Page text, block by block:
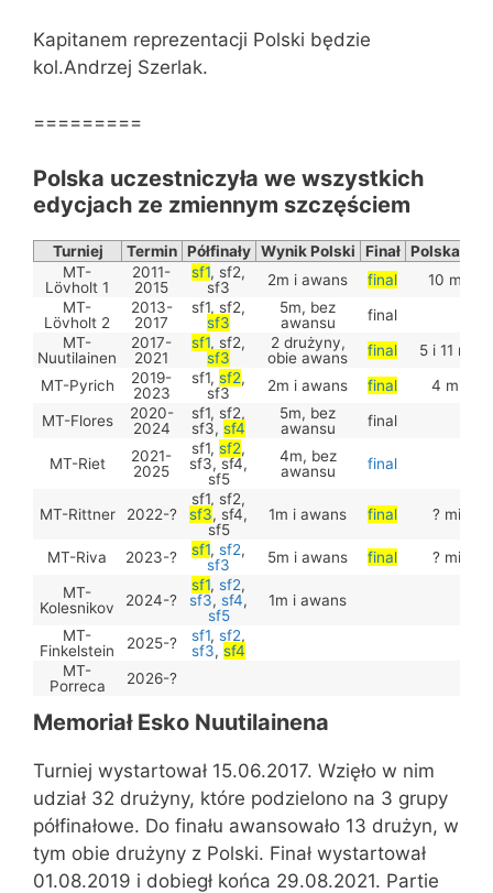
Kapitanem reprezentacji Polski będzie
kol.Andrzej Szerlak.
=========
Polska uczestniczyła we wszystkich
edycjach ze zmiennym szczęściem
Turniej Termin Półfinały Wynik Polski Finał Polska w
MT-
Lövholt 1
2011-
2015
sf1, sf2,
sf3
2m i awans final
10
MT-
Lövholt 2
2013-
2017
sf1, sf2,
sf3
5m, bez
awansu
final
MT-
Nuutilainen
2017-
2021
sf1, sf2,
sf3
2 drużyny,
obie awans
final
5 i 11
MT-Pyrich
2019-
2023
sf1, sf2,
sf3
2m i awans final
4
MT-Flores
2020-
2024
sf1, sf2,
sf3, sf4
5m, bez
awansu
final
MT-Riet
2021-
2025
sf1, sf2,
sf3, sf4,
sf5
4m, bez
awansu
final
MT-Rittner 2022-?
sf1, sf2,
sf3, sf4,
sf5
1m i awans final ?
MT-Riva 2023-? sf1, sf2,
sf3
5m i awans final
?
MT-
Kolesnikov
2024-?
sf1, sf2,
sf3, sf4,
sf5
1m i awans
MT-
Finkelstein
2025-? sf1, sf2,
sf3, sf4
MT-
Porreca
2026-?
Memoriał Esko Nuutilainena
Turniej wystartował 15.06.2017. Wzięło w nim
udział 32 drużyny, które podzielono na 3 grupy
półfinałowe. Do finału awansowało 13 drużyn, w
tym obie drużyny z Polski. Finał wystartował
01.08.2019 i dobiegł końca 29.08.2021. Partie